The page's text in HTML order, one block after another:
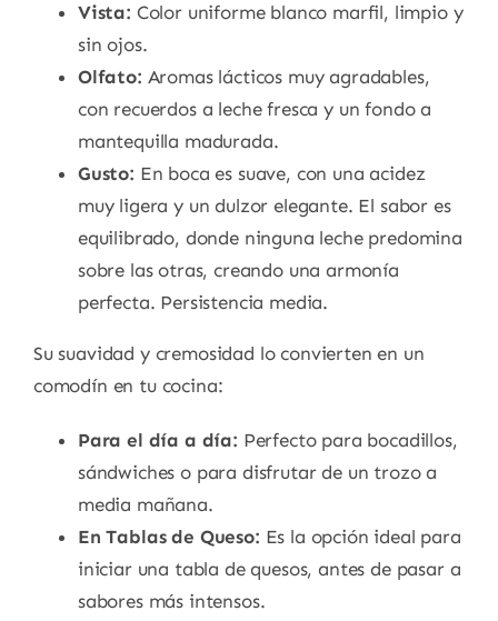
Vista: Color uniforme blanco marfil, limpio y
sin ojos.
Olfato: Aromas lácticos muy agradables,
con recuerdos a leche fresca y un fondo a
mantequilla madurada.
Gusto: En boca es suave, con una acidez
muy ligera y un dulzor elegante. El sabor es
equilibrado, donde ninguna leche predomina
sobre las otras, creando una armonía
perfecta. Persistencia media.
Su suavidad y cremosidad lo convierten en un
comodín en tu cocina:
Para el día a día: Perfecto para bocadillos,
sándwiches o para disfrutar de un trozo a
media mañana.
En Tablas de Queso: Es la opción ideal para
iniciar una tabla de quesos, antes de pasar a
sabores más intensos.